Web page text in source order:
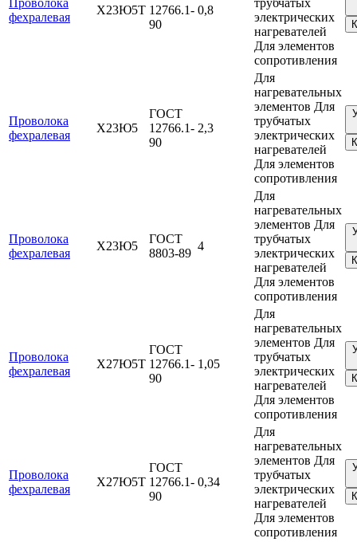
Проволока
фехралевая
Х23Ю5Т 12766.1-
90
0,8
трубчатых
электрических
нагревателей
Для элементов
сопротивления
Проволока
фехралевая
Х23Ю5
ГОСТ
12766.1-
90
2,3
Для
нагревательных
элементов Для
трубчатых
электрических
нагревателей
Для элементов
сопротивления
Проволока
фехралевая
Х23Ю5
ГОСТ
8803-89
4
Для
нагревательных
элементов Для
трубчатых
электрических
нагревателей
Для элементов
сопротивления
Проволока
фехралевая
Х27Ю5Т
ГОСТ
12766.1-
90
1,05
Для
нагревательных
элементов Для
трубчатых
электрических
нагревателей
Для элементов
сопротивления
Проволока
фехралевая
Х27Ю5Т
ГОСТ
12766.1-
90
0,34
Для
нагревательных
элементов Для
трубчатых
электрических
нагревателей
Для элементов
сопротивления